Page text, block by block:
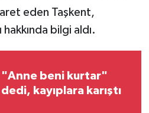
eden Taşkent,
bilgi aldı.
"Anne beni kurtar"
dedi, kayıplara karıştı